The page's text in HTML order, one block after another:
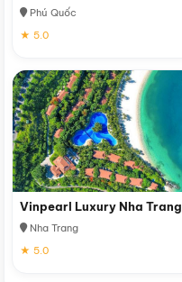
Phú Quốc
★ 5.0
Vinpearl Luxury Nha Trang
Nha Trang
★ 5.0